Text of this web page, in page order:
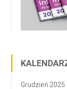
Grudzień 2025